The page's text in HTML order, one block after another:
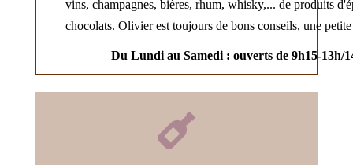
vins, champagnes, bières, rhum, whisky,... de produits
chocolats. Olivier est toujours de bons conseils, une
Du Lundi au Samedi : ouverts de 9h15-13h/
